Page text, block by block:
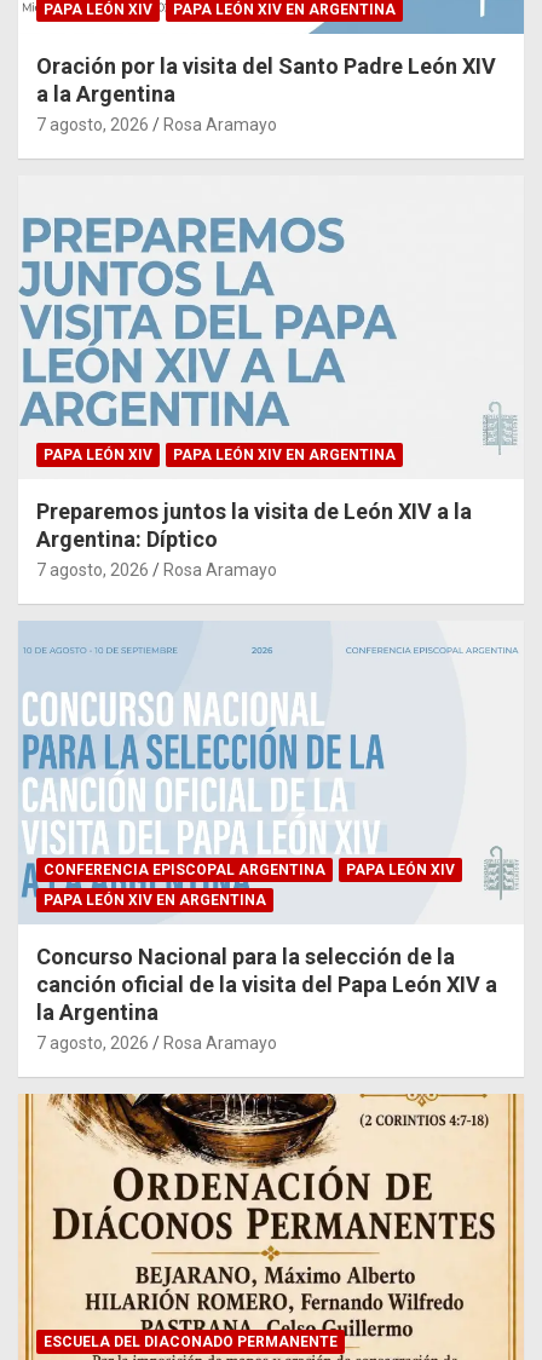
PAPA LEÓN XIV PAPA LEÓN XIV EN ARGENTINA
Oración por la visita del Santo Padre León XIV
a la Argentina
7 agosto, 2026 Rosa Aramayo
PAPA LEÓN XIV PAPA LEÓN XIV EN ARGENTINA
Preparemos juntos la visita de León XIV a la
Argentina: Díptico
7 agosto, 2026 Rosa Aramayo
CONFERENCIA EPISCOPAL ARGENTINA
PAPA LEÓN XIV
PAPA LEÓN XIV EN ARGENTINA
Concurso Nacional para la selección de la
canción oficial de la visita del Papa León XIV a
la Argentina
7 agosto, 2026 Rosa Aramayo
ESCUELA DEL DIACONADO PERMANENTE